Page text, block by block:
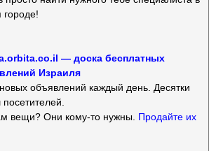
городе!
— доска бесплатных
Израиля
объявлений каждый день. Десятки
вещи? Они кому-то нужны. Продайте их